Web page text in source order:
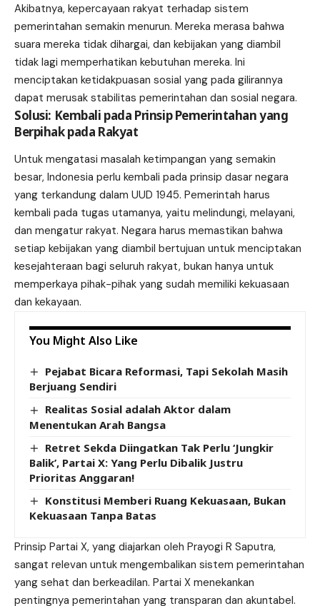
Akibatnya, kepercayaan rakyat terhadap sistem
pemerintahan semakin menurun. Mereka merasa bahwa
suara mereka tidak dihargai, dan kebijakan yang diambil
tidak lagi memperhatikan kebutuhan mereka. Ini
menciptakan ketidakpuasan sosial yang pada gilirannya
dapat merusak stabilitas pemerintahan dan sosial negara.
Solusi: Kembali pada Prinsip Pemerintahan yang
Berpihak pada Rakyat
Untuk mengatasi masalah ketimpangan yang semakin
besar, Indonesia perlu kembali pada prinsip dasar negara
yang terkandung dalam UUD 1945. Pemerintah harus
kembali pada tugas utamanya, yaitu melindungi, melayani,
dan mengatur rakyat. Negara harus memastikan bahwa
setiap kebijakan yang diambil bertujuan untuk menciptakan
kesejahteraan bagi seluruh rakyat, bukan hanya untuk
memperkaya pihak-pihak yang sudah memiliki kekuasaan
dan kekayaan.
You Might Also Like
Pejabat Bicara Reformasi, Tapi Sekolah Masih
Berjuang Sendiri
Realitas Sosial adalah Aktor dalam
Menentukan Arah Bangsa
Retret Sekda Diingatkan Tak Perlu ‘Jungkir
Balik’, Partai X: Yang Perlu Dibalik Justru
Prioritas Anggaran!
Konstitusi Memberi Ruang Kekuasaan, Bukan
Kekuasaan Tanpa Batas
Prinsip Partai X, yang diajarkan oleh Prayogi R Saputra,
sangat relevan untuk mengembalikan sistem pemerintahan
yang sehat dan berkeadilan. Partai X menekankan
pentingnya pemerintahan yang transparan dan akuntabel.